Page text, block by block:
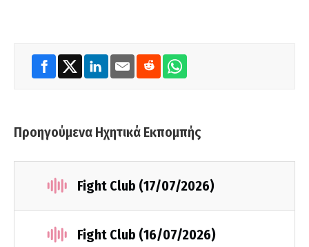
Προηγούμενα Ηχητικά Εκπομπής
Fight Club (17/07/2026)
Fight Club (16/07/2026)